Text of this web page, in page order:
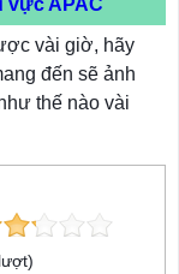
vài giờ, hãy
đến sẽ ảnh
thế nào vài
lượt)